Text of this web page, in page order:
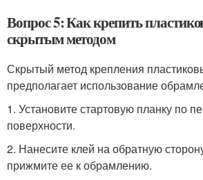
Вопрос 5: Как крепить
скрытым методом
Скрытый метод крепления
предполагает использование
1. Установите стартовую планку по
поверхности.
2. Нанесите клей на обратную
прижмите ее к обрамлению.